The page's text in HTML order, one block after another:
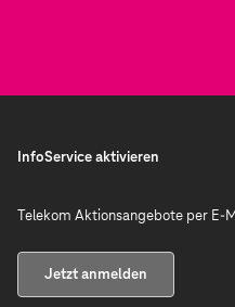
InfoService aktivieren
Telekom Aktionsangebote per E-
Jetzt anmelden